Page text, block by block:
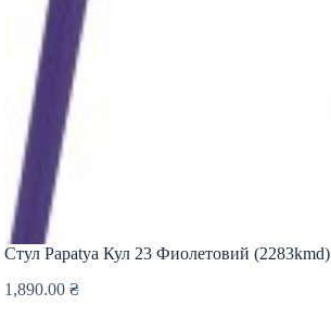
Стул Papatya Кул 23 Фиолетовий (2283kmd)
1,890.00 ₴